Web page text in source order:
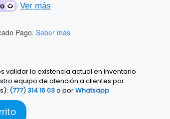
Ver más
Pago. Saber más
validar la existencia actual en inventario
equipo de atención a clientes por
(777) 314 16 03o porWhatsapp.